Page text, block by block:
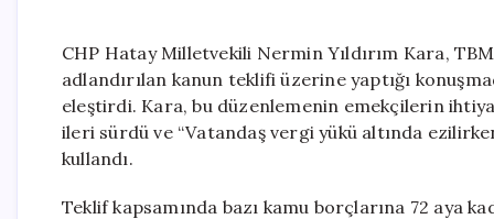
CHP Hatay Milletvekili Nermin Yıldırım Kara,
adlandırılan kanun teklifi üzerine yaptığı
eleştirdi. Kara, bu düzenlemenin emekçilerin
ileri sürdü ve “Vatandaş vergi yükü altında
kullandı.
Teklif kapsamında bazı kamu borçlarına 72 aya